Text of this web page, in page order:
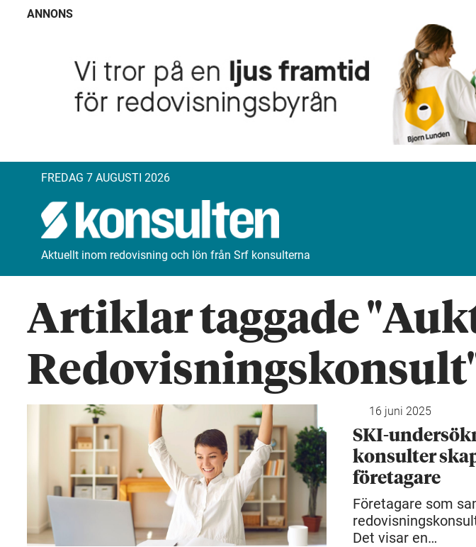
ANNONS
FREDAG 7 AUGUSTI 2026
Aktuellt inom redovisning och lön från Srf konsulterna
Artiklar taggade
16 juni 2025
SKI-
konsulter
företagare
Företagare som
Det visar en…